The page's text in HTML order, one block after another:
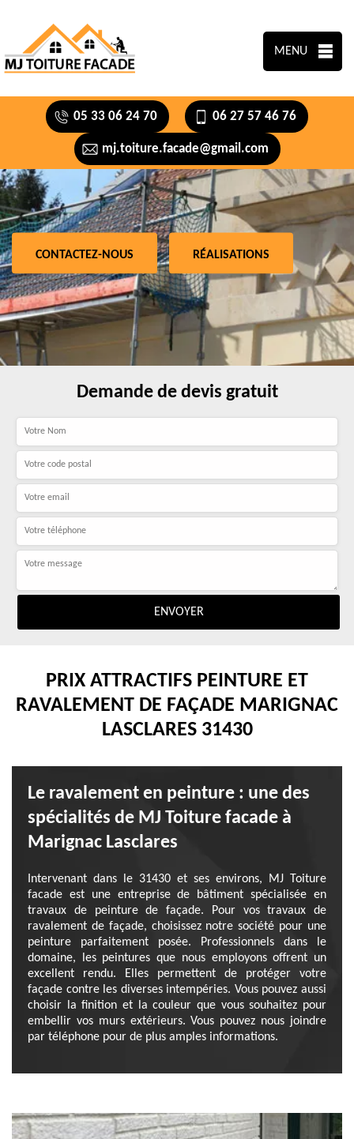
MENU
05 33 06 24 70 06 27 57 46 76
mj.toiture.facade@gmail.com
CONTACTEZ-NOUS RÉALISATIONS
Demande de devis gratuit
PRIX ATTRACTIFS PEINTURE ET
RAVALEMENT DE FAÇADE MARIGNAC
LASCLARES 31430
Le ravalement en peinture : une des
spécialités de MJ Toiture facade à
Marignac Lasclares
Intervenant dans le 31430 et ses environs, MJ Toiture
facade est une entreprise de bâtiment spécialisée en
travaux de peinture de façade. Pour vos travaux de
ravalement de façade, choisissez notre société pour une
peinture parfaitement posée. Professionnels dans le
domaine, les peintures que nous employons offrent un
excellent rendu. Elles permettent de protéger votre
façade contre les diverses intempéries. Vous pouvez aussi
choisir la finition et la couleur que vous souhaitez pour
embellir vos murs extérieurs. Vous pouvez nous joindre
par téléphone pour de plus amples informations.